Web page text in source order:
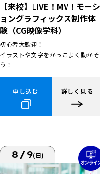
【来校】LIVE！MV！モーシ
ョングラフィックス制作体
験（CG映像学科）
初心者大歓迎！
イラストや文字をかっこよく動かそ
う！
申し込む 詳しく見る
8/9(日)